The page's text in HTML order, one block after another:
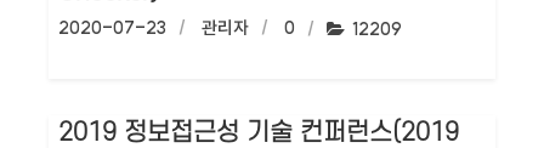
작성일:
2020-07-23 작성자:
관리자 댓글수:
0 조회수:
12209
2019 정보접근성 기술 컨퍼런스(2019